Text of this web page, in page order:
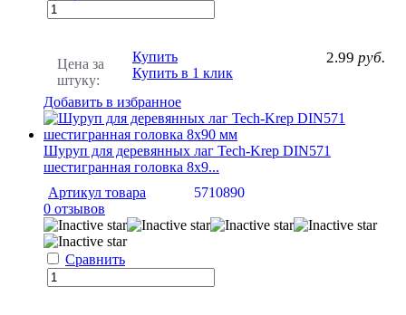
Цена за
штуку:
2.99 руб.
Купить
Купить в 1 клик
Добавить в избранное
Шуруп для деревянных лаг Tech-Krep DIN571
шестигранная головка 8х9...
Артикул товара
5710890
0 отзывов
Сравнить